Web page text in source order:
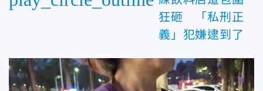
狂砸 「私刑正
義」犯嫌逮到了